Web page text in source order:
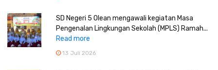
SD Negeri 5 Olean mengawali kegiatan Masa
Pengenalan Lingkungan Sekolah (MPLS) Ramah...
Read more
13 Juli 2026